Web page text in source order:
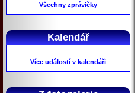
Všechny zprávičky
Kalendář
Více událostí v kalendáři